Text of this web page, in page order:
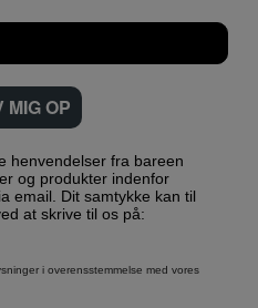
MIG OP
henvendelser fra bareen
og produkter indenfor
kan til
at skrive til os på:
i overensstemmelse med vores